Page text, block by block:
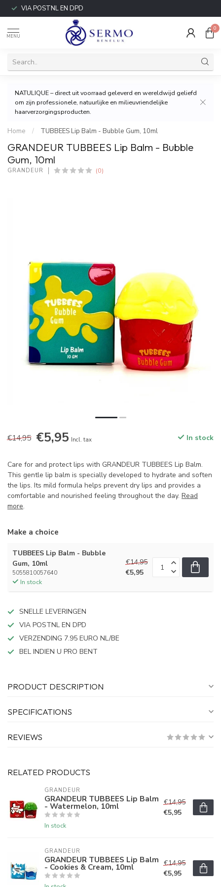
VIA POSTNL EN DPD
MENU
0
NATULIQUE – direct uit voorraad geleverd en wereldwijd geliefd
om zijn professionele, natuurlijke en milieuvriendelijke
haarverzorgingsproducten.
Home / TUBBEES Lip Balm - Bubble Gum, 10ml
GRANDEUR TUBBEES Lip Balm - Bubble
Gum, 10ml
GRANDEUR (0)
€14,95 €5,95 Incl. tax In stock
Care for and protect lips with GRANDEUR TUBBEES Lip Balm.
This gentle lip balm is specially developed to hydrate and soften
the lips. Its mild formula helps prevent dry lips and provides a
comfortable and nourished feeling throughout the day. Read
more.
Make a choice
TUBBEES Lip Balm - Bubble
Gum, 10ml
5055810057640
In stock
€14,95
€5,95
SNELLE LEVERINGEN
VIA POSTNL EN DPD
VERZENDING 7.95 EURO NL/BE
BEL INDIEN U PRO BENT
PRODUCT DESCRIPTION
SPECIFICATIONS
REVIEWS
RELATED PRODUCTS
GRANDEUR
GRANDEUR TUBBEES Lip Balm
- Watermelon, 10ml
In stock
€14,95
€5,95
GRANDEUR
GRANDEUR TUBBEES Lip Balm
- Cookies & Cream, 10ml
€14,95
€5,95